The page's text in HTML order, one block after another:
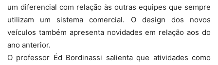
um diferencial com relação às outras equipes que sempre
utilizam um sistema comercial. O design dos novos
veículos também apresenta novidades em relação aos do
ano anterior.
O professor Éd Bordinassi salienta que atividades como